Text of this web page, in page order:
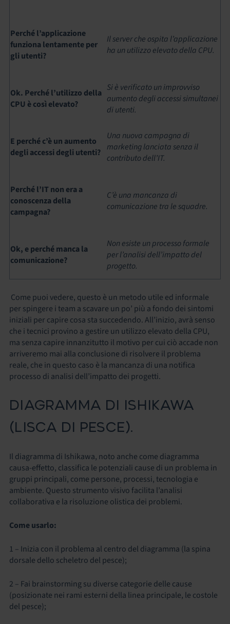
Perché l’applicazione
funziona lentamente per
gli utenti?
Il server che ospita l’applicazione
ha un utilizzo elevato della CPU.
Ok. Perché l’utilizzo della
CPU è così elevato?
Si è verificato un improvviso
aumento degli accessi simultanei
di utenti.
E perché c’è un aumento
degli accessi degli utenti?
Una nuova campagna di
marketing lanciata senza il
contributo dell’IT.
Perché l’IT non era a
conoscenza della
campagna?
C’è una mancanza di
comunicazione tra le squadre.
Ok, e perché manca la
comunicazione?
Non esiste un processo formale
per l’analisi dell’impatto del
progetto.
Come puoi vedere, questo è un metodo utile ed informale
per spingere i team a scavare un po’ più a fondo dei sintomi
iniziali per capire cosa sta succedendo. All’inizio, avrà senso
che i tecnici provino a gestire un utilizzo elevato della CPU,
ma senza capire innanzitutto il motivo per cui ciò accade non
arriveremo mai alla conclusione di risolvere il problema
reale, che in questo caso è la mancanza di una notifica
processo di analisi dell’impatto dei progetti.
DIAGRAMMA DI ISHIKAWA
(LISCA DI PESCE).
Il diagramma di Ishikawa, noto anche come diagramma
causa-effetto, classifica le potenziali cause di un problema in
gruppi principali, come persone, processi, tecnologia e
ambiente. Questo strumento visivo facilita l’analisi
collaborativa e la risoluzione olistica dei problemi.
Come usarlo:
1 – Inizia con il problema al centro del diagramma (la spina
dorsale dello scheletro del pesce);
2 – Fai brainstorming su diverse categorie delle cause
(posizionate nei rami esterni della linea principale, le costole
del pesce);